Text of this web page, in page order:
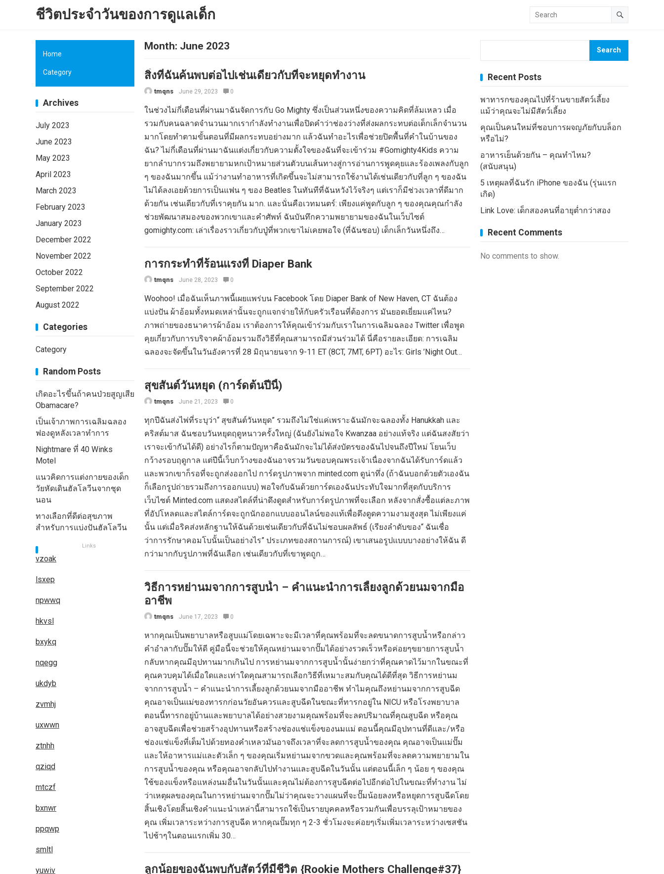
ชีวิตประจำวันของการดูแลเด็ก
Month: June 2023
สิ่งที่ฉันค้นพบต่อไปเช่นเดียวกับที่จะหยุดทำงาน
tmqns June 29, 2023 0
ในช่วงไม่กี่เดือนที่ผ่านมาฉันจัดการกับ Go Mighty ซึ่งเป็นส่วนหนึ่งของความคิดที่ล้มเหลว เมื่อ
รวมกับคนฉลาดจำนวนมากเรากำลังทำงานเพื่อปิดคำว่าช่องว่างที่ส่งผลกระทบต่อเด็กเล็กจำนวน
มากโดยทำตามขั้นตอนที่มีผลกระทบอย่างมาก แล้วฉันทำอะไรเพื่อช่วยปิดพื้นที่คำในบ้านของ
ฉัน? ไม่กี่เดือนที่ผ่านมาฉันแต่งเกี่ยวกับความตั้งใจของฉันที่จะเข้าร่วม #Gomighty4Kids ความ
ยากลำบากรวมถึงพยายามหกเป้าหมายส่วนตัวบนเส้นทางสู่การอ่านการพูดคุยและร้องเพลงกับลูก
ๆ ของฉันมากขึ้น แม้ว่างานทำอาหารที่เกิดขึ้นจะไม่สามารถใช้งานได้เช่นเดียวกับที่ลูก ๆ ของฉัน
ไม่ได้ลงเอยด้วยการเป็นแฟน ๆ ของ Beatles ในทันทีที่ฉันหวังไว้จริงๆ แต่เราก็มีช่วงเวลาที่ดีมาก
ด้วยกัน เช่นเดียวกับที่เราคุยกัน มาก. และนั่นคือเวทมนตร์: เพียงแค่พูดกับลูก ๆ ของคุณคุณกำลัง
ช่วยพัฒนาสมองของพวกเขาและคำศัพท์ ฉันบันทึกความพยายามของฉันในเว็บไซต์
gomighty.com: เล่าเรื่องราวเกี่ยวกับปู่ที่พวกเขาไม่เคยพอใจ (ที่ฉันชอบ) เด็กเล็กวันหนึ่งถึง…
การกระทำที่ร้อนแรงที่ Diaper Bank
tmqns June 28, 2023 0
Woohoo! เมื่อฉันเห็นภาพนี้เผยแพร่บน Facebook โดย Diaper Bank of New Haven, CT ฉันต้อง
แบ่งปัน ผ้าอ้อมทั้งหมดเหล่านั้นจะถูกแจกจ่ายให้กับครัวเรือนที่ต้องการ มันยอดเยี่ยมแค่ไหน?
ภาพถ่ายของธนาคารผ้าอ้อม เราต้องการให้คุณเข้าร่วมกับเราในการเฉลิมฉลอง Twitter เพื่อพูด
คุยเกี่ยวกับการบริจาคผ้าอ้อมรวมถึงวิธีที่คุณสามารถมีส่วนร่วมได้ นี่คือรายละเอียด: การเฉลิม
ฉลองจะจัดขึ้นในวันอังคารที่ 28 มิถุนายนจาก 9-11 ET (8CT, 7MT, 6PT) อะไร: Girls ’Night Out…
สุขสันต์วันหยุด (การ์ดต้นปีนี้)
tmqns June 21, 2023 0
ทุกปีฉันส่งไพ่ที่ระบุว่า“ สุขสันต์วันหยุด” รวมถึงไม่ใช่แค่เพราะฉันมักจะฉลองทั้ง Hanukkah และ
คริสต์มาส ฉันชอบวันหยุดฤดูหนาวครั้งใหญ่ (ฉันยังไม่พอใจ Kwanzaa อย่างแท้จริง แต่ฉันสงสัยว่า
เราจะเข้ากันได้ดี) อย่างไรก็ตามปัญหาคือฉันมักจะไม่ได้ส่งบัตรของฉันไปจนถึงปีใหม่ โยนเว็บ
กว้างรอบฤดูกาล แต่ปีนี้เว็บกว้างของฉันอาจรวมวันขอบคุณพระเจ้าเนื่องจากฉันได้รับการ์ดแล้ว
และพวกเขาก็รอที่จะถูกส่งออกไป การ์ดรูปภาพจาก minted.com ดูน่าทึ่ง (ถ้าฉันบอกด้วยตัวเองฉัน
ก็เลือกรูปถ่ายรวมถึงการออกแบบ) พอใจกับฉันด้วยการ์ดเองฉันประทับใจมากที่สุดกับบริการ
เว็บไซต์ Minted.com แสดงสไตล์ที่น่าดึงดูดสำหรับการ์ดรูปภาพที่จะเลือก หลังจากสั่งซื้อแต่ละภาพ
ที่อัปโหลดและสไตล์การ์ดจะถูกนักออกแบบออนไลน์ของแท้เพื่อดึงดูดความงามสูงสุด ไม่เพียงแค่
นั้น แต่เมื่อริคส่งหลักฐานให้ฉันด้วยเช่นเดียวกับที่ฉันไม่ชอบผลลัพธ์ (เรียงลำดับของ“ ฉันเชื่อ
ว่าการรักษาคอมโบนั้นเป็นอย่างไร” ประเภทของสถานการณ์) เขาเสนอรูปแบบบางอย่างให้ฉัน ดี
กว่ามากกับรูปภาพที่ฉันเลือก เช่นเดียวกับที่เขาพูดถูก…
วิธีการหย่านมจากการสูบน้ำ – คำแนะนำการเลี้ยงลูกด้วยนมจากมือ
อาชีพ
tmqns June 17, 2023 0
หากคุณเป็นพยาบาลหรือสูบแม่โดยเฉพาะจะมีเวลาที่คุณพร้อมที่จะลดขนาดการสูบน้ำหรือกล่าว
คำอำลากับปั๊มให้ดี คู่มือนี้จะช่วยให้คุณหย่านมจากปั๊มได้อย่างรวดเร็วหรือค่อยๆขยายการสูบน้ำ
กลับหากคุณมีอุปทานมากเกินไป การหย่านมจากการสูบน้ำนั้นง่ายกว่าที่คุณคาดไว้มากในขณะที่
คุณควบคุมได้เมื่อใดและเท่าใดคุณสามารถเลือกวิธีที่เหมาะสมกับคุณได้ดีที่สุด วิธีการหย่านม
จากการสูบน้ำ – คำแนะนำการเลี้ยงลูกด้วยนมจากมืออาชีพ ทำไมคุณถึงหย่านมจากการสูบฉีด
คุณอาจเป็นแม่ของทารกก่อนวัยอันควรและสูบฉีดในขณะที่ทารกอยู่ใน NICU หรือโรงพยาบาล
ตอนนี้ทารกอยู่บ้านและพยาบาลได้อย่างสวยงามคุณพร้อมที่จะลดปริมาณที่คุณสูบฉีด หรือคุณ
อาจสูบฉีดเพื่อช่วยสร้างอุปทานหรือสร้างช่องแช่แข็งของนมแม่ ตอนนี้คุณมีอุปทานที่ดีและ/หรือ
ช่องแช่แข็งที่เต็มไปด้วยทองคำเหลวมันอาจถึงเวลาที่จะลดการสูบน้ำของคุณ คุณอาจเป็นแม่ปั๊ม
และให้อาหารแม่และตัวเล็ก ๆ ของคุณเริ่มหย่านมจากขวดและคุณพร้อมที่จะลดความพยายามใน
การสูบน้ำของคุณ หรือคุณอาจกลับไปทำงานและสูบฉีดในวันนั้น แต่ตอนนี้เล็ก ๆ น้อย ๆ ของคุณ
ใช้ของแข็งหรือแหล่งนมอื่นในวันนั้นและคุณไม่ต้องการสูบฉีดต่อไปอีกต่อไปในขณะที่ทำงาน ไม่
ว่าเหตุผลของคุณในการหย่านมจากปั๊มไม่ว่าคุณจะวางแผนที่จะปั๊มน้อยลงหรือหยุดการสูบฉีดโดย
สิ้นเชิงโดยสิ้นเชิงคำแนะนำเหล่านี้สามารถใช้เป็นรายบุคคลหรือรวมกันเพื่อบรรลุเป้าหมายของ
คุณ เพิ่มเวลาระหว่างการสูบฉีด หากคุณปั๊มทุก ๆ 2-3 ชั่วโมงจะค่อยๆเริ่มเพิ่มเวลาระหว่างเซสชัน
ไปช้าๆในตอนแรกเพิ่ม 30…
ลูกน้อยของฉันพบกับสัตว์ที่มีชีวิต {Rookie Mothers Challenge#37}
Search
Recent Posts
พาทารกของคุณไปที่ร้านขายสัตว์เลี้ยง
แม้ว่าคุณจะไม่มีสัตว์เลี้ยง
คุณเป็นคนใหม่ที่ชอบการผจญภัยกับบล็อก
หรือไม่?
อาหารเย็นด้วยกัน – คุณทำไหม?
(สนับสนุน)
5 เหตุผลที่ฉันรัก iPhone ของฉัน (รุ่นแรก
เกิด)
Link Love: เด็กสองคนที่อายุต่ำกว่าสอง
Recent Comments
No comments to show.
Home
Category
Archives
July 2023
June 2023
May 2023
April 2023
March 2023
February 2023
January 2023
December 2022
November 2022
October 2022
September 2022
August 2022
Categories
Category
Random Posts
เกิดอะไรขึ้นถ้าคนป่วยสูญเสีย
Obamacare?
เป็นเจ้าภาพการเฉลิมฉลอง
ฟองดูหลังเวลาทำการ
Nightmare ที่ 40 Winks
Motel
แนวคิดการแต่งกายของเด็ก
วัยหัดเดินฮัลโลวีนจากชุด
นอน
ทางเลือกที่ดีต่อสุขภาพ
สำหรับการแบ่งปันฮัลโลวีน
Links
vzoak
lsxep
npwwq
hkvsl
bxykq
nqegg
ukdyb
zvmhj
uxwwn
ztnhh
qziqd
mtczf
bxnwr
ppqwp
smltl
yuwiv